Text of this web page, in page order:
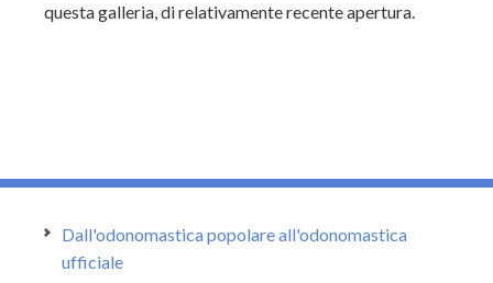
questa galleria, di relativamente recente apertura.
Dall'odonomastica popolare all'odonomastica
ufficiale